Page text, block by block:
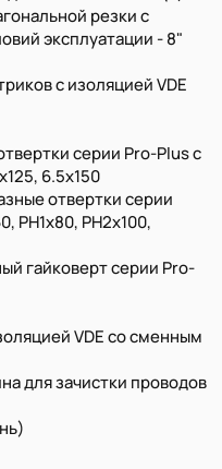
резки с
эксплуатации - 8"
с изоляцией VDE
серии Pro-Plus с
6.5x150
отвертки серии
РН1х80, РН2х100,
гайковерт серии Pro-
VDE со сменным
для зачистки проводов